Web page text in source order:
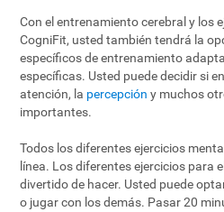
Con el entrenamiento cerebral y los
CogniFit, usted también tendrá la
específicos de entrenamiento
específicas. Usted puede decidir si
atención, la percepción y muchos
importantes.
Todos los diferentes ejercicios
línea. Los diferentes ejercicios para
divertido de hacer. Usted puede
o jugar con los demás. Pasar 20